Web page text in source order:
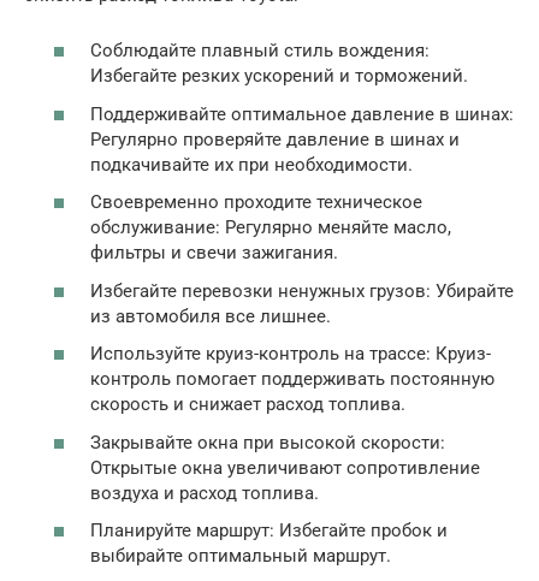
Соблюдайте плавный стиль вождения:
Избегайте резких ускорений и торможений.
Поддерживайте оптимальное давление в шинах:
Регулярно проверяйте давление в шинах и
подкачивайте их при необходимости.
Своевременно проходите техническое
обслуживание: Регулярно меняйте масло,
фильтры и свечи зажигания.
Избегайте перевозки ненужных грузов: Убирайте
из автомобиля все лишнее.
Используйте круиз-контроль на трассе: Круиз-
контроль помогает поддерживать постоянную
скорость и снижает расход топлива.
Закрывайте окна при высокой скорости:
Открытые окна увеличивают сопротивление
воздуха и расход топлива.
Планируйте маршрут: Избегайте пробок и
выбирайте оптимальный маршрут.